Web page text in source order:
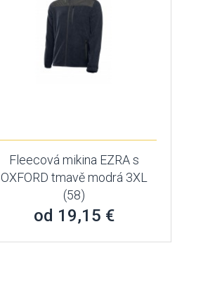
Fleecová mikina EZRA s
OXFORD tmavě modrá 3XL
(58)
od 19,15 €